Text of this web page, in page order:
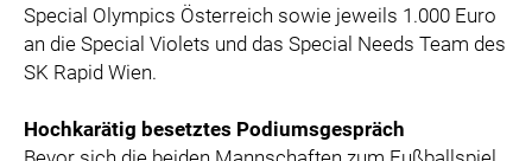
Special Olympics Österreich sowie jeweils 1.000 Euro
an die Special Violets und das Special Needs Team des
SK Rapid Wien.
Hochkarätig besetztes Podiumsgespräch